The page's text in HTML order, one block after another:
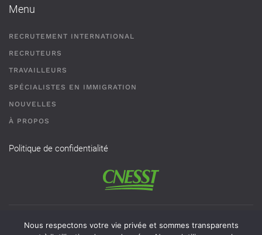
Menu
RECRUTEMENT INTERNATIONAL
RECRUTEURS
TRAVAILLEURS
SPÉCIALISTES EN IMMIGRATION
NOUVELLES
À PROPOS
Politique de confidentialité
Permis de recrutement # AR-2101593 - Une agence de
Nous respectons votre vie privée et sommes transparents